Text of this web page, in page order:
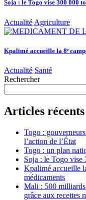
Soja : le Togo vise 300 000
Actualité Agriculture
Kpalimé accueille la 8ᵉ
Actualité Santé
Rechercher
Articles récents
Togo :
l’action de l’État
Togo : un plan
Soja : le Togo vise
Kpalimé accueille
médicaments
Mali : 500
grâce aux recettes